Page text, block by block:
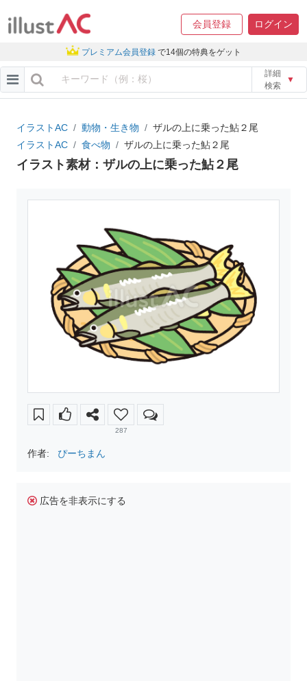
会員登録 ログイン
プレミアム会員登録 で14個の特典をゲット
詳細
検索
▼
イラストAC 動物・生き物
ザルの上に乗った鮎２尾
イラストAC
食べ物 ザルの上に乗った鮎２尾
イラスト素材：ザルの上に乗った鮎２尾
287
作者: ぴーちまん
広告を非表示にする